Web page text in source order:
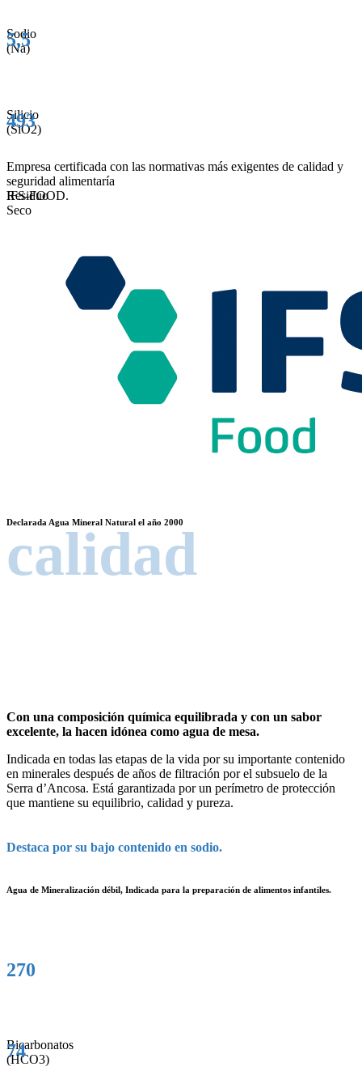
Sodio
(Na)
5,5
Silicio
(SiO2)
493
Residuo
Seco
Empresa certificada con las normativas más exigentes de calidad y
seguridad alimentaría
IFS-FOOD.
Declarada Agua Mineral Natural el año 2000
calidad
Con una composición química equilibrada y con un sabor
excelente, la hacen idónea como agua de mesa.
Indicada en todas las etapas de la vida por su importante contenido
en minerales después de años de filtración por el subsuelo de la
Serra d’Ancosa. Está garantizada por un perímetro de protección
que mantiene su equilibrio, calidad y pureza.
Destaca por su bajo contenido en sodio.
Agua de Mineralización débil, Indicada para la preparación de alimentos infantiles.
270
Bicarbonatos
(HCO3)
74